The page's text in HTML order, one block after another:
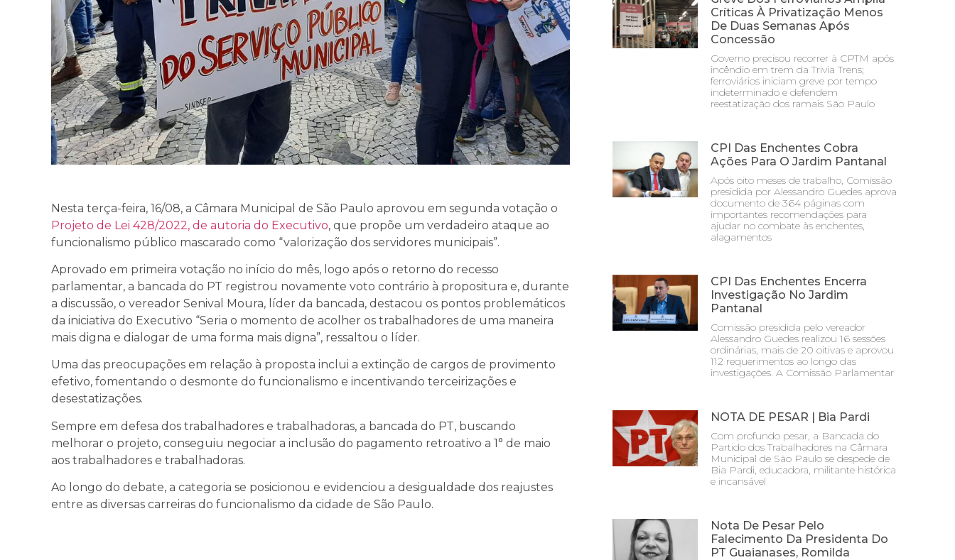
Nesta terça-feira, 16/08, a Câmara Municipal de São Paulo aprovou em segunda votação o
Projeto de Lei 428/2022, de autoria do Executivo, que propõe um verdadeiro ataque ao
funcionalismo público mascarado como “valorização dos servidores municipais”.
Aprovado em primeira votação no início do mês, logo após o retorno do recesso
parlamentar, a bancada do PT registrou novamente voto contrário à propositura e, durante
a discussão, o vereador Senival Moura, líder da bancada, destacou os pontos problemáticos
da iniciativa do Executivo “Seria o momento de acolher os trabalhadores de uma maneira
mais digna e dialogar de uma forma mais digna”, ressaltou o líder.
Uma das preocupações em relação à proposta inclui a extinção de cargos de provimento
efetivo, fomentando o desmonte do funcionalismo e incentivando terceirizações e
desestatizações.
Sempre em defesa dos trabalhadores e trabalhadoras, a bancada do PT, buscando
melhorar o projeto, conseguiu negociar a inclusão do pagamento retroativo a 1° de maio
aos trabalhadores e trabalhadoras.
Ao longo do debate, a categoria se posicionou e evidenciou a desigualdade dos reajustes
entre as diversas carreiras do funcionalismo da cidade de São Paulo.
Críticas À Privatização Menos
De Duas Semanas Após
Concessão
Governo precisou recorrer à CPTM após
incêndio em trem da Trivia Trens;
ferroviários iniciam greve por tempo
indeterminado e defendem
reestatização dos ramais São Paulo
CPI Das Enchentes Cobra
Ações Para O Jardim Pantanal
Após oito meses de trabalho, Comissão
presidida por Alessandro Guedes aprova
documento de 364 páginas com
importantes recomendações para
ajudar no combate às enchentes,
alagamentos
CPI Das Enchentes Encerra
Investigação No Jardim
Pantanal
Comissão presidida pelo vereador
Alessandro Guedes realizou 16 sessões
ordinárias, mais de 20 oitivas e aprovou
112 requerimentos ao longo das
investigações. A Comissão Parlamentar
NOTA DE PESAR | Bia Pardi
Com profundo pesar, a Bancada do
Partido dos Trabalhadores na Câmara
Municipal de São Paulo se despede de
Bia Pardi, educadora, militante histórica
e incansável
Nota De Pesar Pelo
Falecimento Da Presidenta Do
PT Guaianases, Romilda